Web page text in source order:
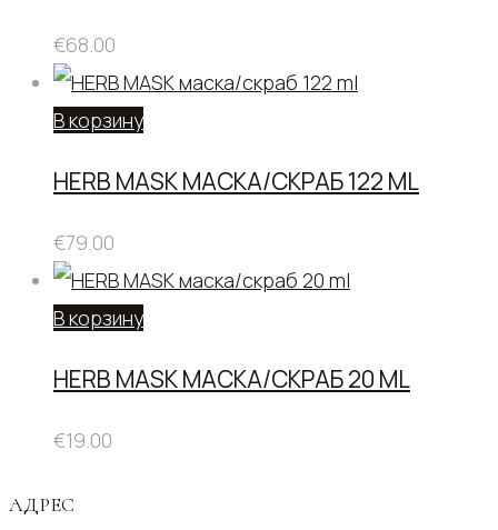
€68.00
В корзину
HERB MASK МАСКА/СКРАБ 122 ML
€79.00
В корзину
HERB MASK МАСКА/СКРАБ 20 ML
€19.00
АДРЕС